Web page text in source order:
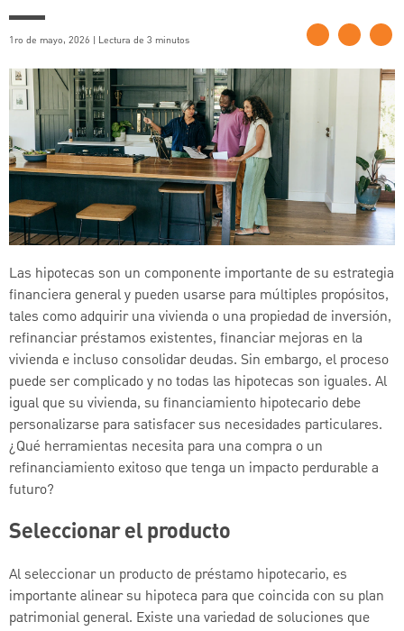
1ro de mayo, 2026 | Lectura de 3 minutos
Las hipotecas son un componente importante de su estrategia
financiera general y pueden usarse para múltiples propósitos,
tales como adquirir una vivienda o una propiedad de inversión,
refinanciar préstamos existentes, financiar mejoras en la
vivienda e incluso consolidar deudas. Sin embargo, el proceso
puede ser complicado y no todas las hipotecas son iguales. Al
igual que su vivienda, su financiamiento hipotecario debe
personalizarse para satisfacer sus necesidades particulares.
¿Qué herramientas necesita para una compra o un
refinanciamiento exitoso que tenga un impacto perdurable a
futuro?
Seleccionar el producto
Al seleccionar un producto de préstamo hipotecario, es
importante alinear su hipoteca para que coincida con su plan
patrimonial general. Existe una variedad de soluciones que